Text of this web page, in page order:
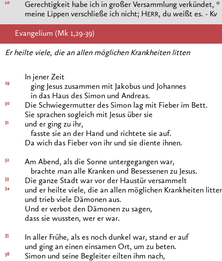
10
Gerechtigkeit habe ich in großer Versammlung verkündet, *
meine Lippen verschließe ich nicht; H ERR, du weißt es. - Kv
Evangelium (Mk 1,29-39)
Er heilte viele, die an allen möglichen Krankheiten litten
29
In jener Zeit
ging Jesus zusammen mit Jakobus und Johannes
in das Haus des Simon und Andreas.
30
Die Schwiegermutter des Simon lag mit Fieber im Bett.
Sie sprachen sogleich mit Jesus über sie
31
und er ging zu ihr,
fasste sie an der Hand und richtete sie auf.
Da wich das Fieber von ihr und sie diente ihnen.
32
Am Abend, als die Sonne untergegangen war,
brachte man alle Kranken und Besessenen zu Jesus.
33 Die ganze Stadt war vor der Haustür versammelt
34
und er heilte viele, die an allen möglichen Krankheiten
und trieb viele Dämonen aus.
Und er verbot den Dämonen zu sagen,
dass sie wussten, wer er war.
35
In aller Frühe, als es noch dunkel war, stand er auf
und ging an einen einsamen Ort, um zu beten.
36 Simon und seine Begleiter eilten ihm nach,